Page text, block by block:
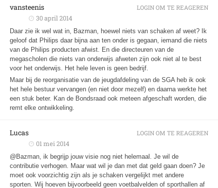
vansteenis
30 april 2014
Daar zie ik wel wat in, Bazman, hoewel niets van schaken af weet? Ik
geloof dat Philips daar bijna aan ten onder is gegaan, iemand die niets
van de Philips producten afwist. En die directeuren van de
megascholen die niets van onderwijs afweten zijn ook niet al te best
voor het onderwijs. Het hele leven is geen bedrijf.
Maar bij de reorganisatie van de jeugdafdeling van de SGA heb ik ook
het hele bestuur vervangen (en niet door mezelf) en daarna werkte het
een stuk beter. Kan de Bondsraad ook meteen afgeschaft worden, die
remt elke ontwikkeling.
LOGIN OM TE REAGEREN
Lucas
01 mei 2014
@Bazman, ik begrijp jouw visie nog niet helemaal. Je wil de
contributie verhogen. Maar wat wil je dan met dat geld gaan doen? Je
moet ook voorzichtig zijn als je schaken vergelijkt met andere
sporten. Wij hoeven bijvoorbeeld geen voetbalvelden of sporthallen af
LOGIN OM TE REAGEREN